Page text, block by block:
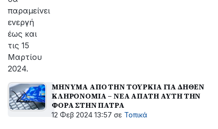
παραμείνει
ενεργή
έως και
τις 15
Μαρτίου
2024.
ΜΗΝΥΜΑ ΑΠΟ ΤΗΝ ΤΟΥΡΚΙΑ ΓΙΑ ΔΗΘΕΝ
ΚΛΗΡΟΝΟΜΙΑ – ΝΕΑ ΑΠΑΤΗ ΑΥΤΗ ΤΗΝ
ΦΟΡΑ ΣΤΗΝ ΠΑΤΡΑ
12 Φεβ 2024 13:57 σε Τοπικά